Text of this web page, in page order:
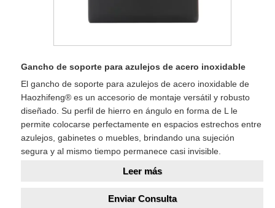
Gancho de soporte para azulejos de acero inoxidable
El gancho de soporte para azulejos de acero inoxidable de
Haozhifeng® es un accesorio de montaje versátil y robusto
diseñado. Su perfil de hierro en ángulo en forma de L le
permite colocarse perfectamente en espacios estrechos entre
azulejos, gabinetes o muebles, brindando una sujeción
segura y al mismo tiempo permanece casi invisible.
Leer más
Enviar Consulta